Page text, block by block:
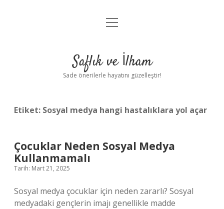
Anasayfa
Yasal Uyarı
menüyü
Saflık ve İlham
Sade önerilerle hayatını güzelleştir!
Etiket: Sosyal medya hangi hastalıklara yol açar
Çocuklar Neden Sosyal Medya
Kullanmamalı
Tarih: Mart 21, 2025
Sosyal medya çocuklar için neden zararlı? Sosyal
medyadaki gençlerin imajı genellikle madde